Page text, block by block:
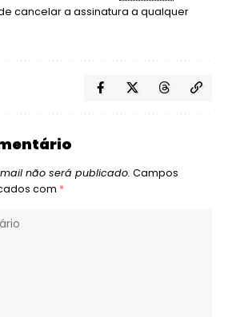
cancelar a assinatura a qualquer
não será publicado. Campos
com *